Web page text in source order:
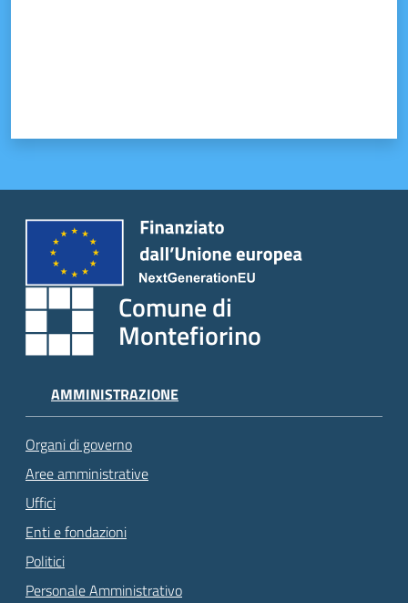
Seguici
Comune di
Montefiorino
AMMINISTRAZIONE
Organi di governo
Aree amministrative
Uffici
Enti e fondazioni
Politici
Personale Amministrativo